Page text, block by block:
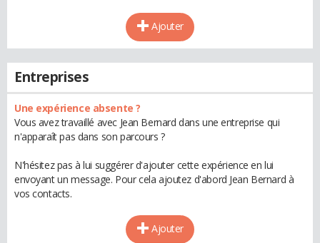
Ajouter
Entreprises
Une expérience absente ?
Vous avez travaillé avec Jean Bernard dans une entreprise qui
n'apparaît pas dans son parcours ?
N'hésitez pas à lui suggérer d'ajouter cette expérience en lui
envoyant un message. Pour cela ajoutez d'abord Jean Bernard à
vos contacts.
Ajouter